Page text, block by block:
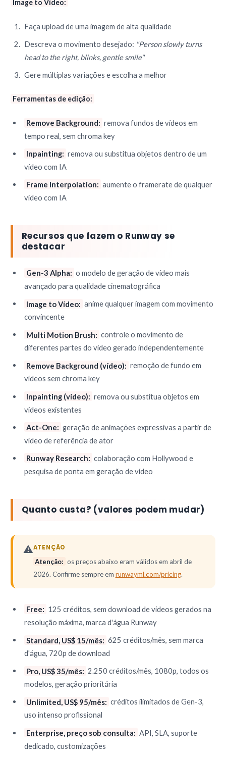
Image to Vídeo:
Faça upload de uma imagem de alta qualidade
Descreva o movimento desejado: "Person slowly turns
head to the right, blinks, gentle smile"
Gere múltiplas variações e escolha a melhor
Ferramentas de edição:
Remove Background: remova fundos de vídeos em
tempo real, sem chroma key
Inpainting: remova ou substitua objetos dentro de um
vídeo com IA
Frame Interpolation: aumente o framerate de qualquer
vídeo com IA
Recursos que fazem o Runway se
destacar
Gen-3 Alpha: o modelo de geração de vídeo mais
avançado para qualidade cinematográfica
Image to Vídeo: anime qualquer imagem com movimento
convincente
Multi Motion Brush: controle o movimento de
diferentes partes do vídeo gerado independentemente
Remove Background (vídeo): remoção de fundo em
vídeos sem chroma key
Inpainting (vídeo): remova ou substitua objetos em
vídeos existentes
Act-One: geração de animações expressivas a partir de
vídeo de referência de ator
Runway Research: colaboração com Hollywood e
pesquisa de ponta em geração de vídeo
Quanto custa? (valores podem mudar)
⚠️ATENÇÃO
Atenção: os preços abaixo eram válidos em abril de
2026. Confirme sempre em runwayml.com/pricing.
Free: 125 créditos, sem download de vídeos gerados na
resolução máxima, marca d'água Runway
Standard, US$ 15/mês: 625 créditos/mês, sem marca
d'água, 720p de download
Pro, US$ 35/mês: 2.250 créditos/mês, 1080p, todos os
modelos, geração prioritária
Unlimited, US$ 95/mês: créditos ilimitados de Gen-3,
uso intenso profissional
Enterprise, preço sob consulta: API, SLA, suporte
dedicado, customizações